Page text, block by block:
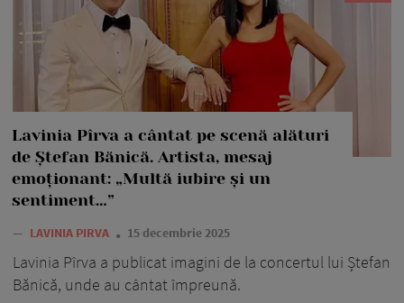
Lavinia Pîrva a cântat pe scenă alături
de Ștefan Bănică. Artista, mesaj
emoționant: „Multă iubire și un
sentiment…”
— LAVINIA PIRVA 15 decembrie 2025
Lavinia Pîrva a publicat imagini de la concertul lui Ștefan
Bănică, unde au cântat împreună.